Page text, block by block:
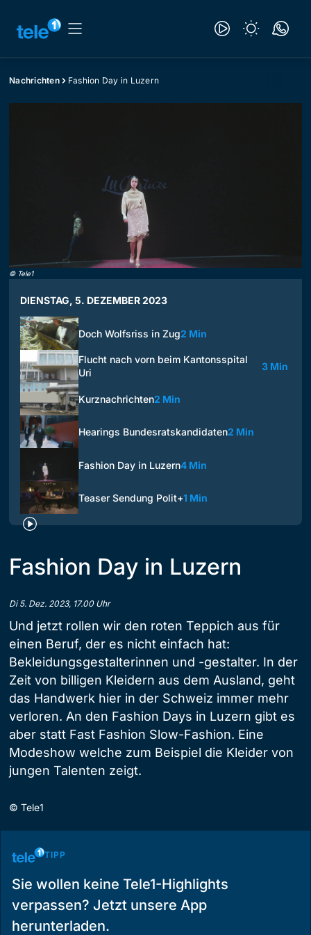
Nachrichten Fashion Day in Luzern
© Tele1
DIENSTAG, 5. DEZEMBER 2023
Doch Wolfsriss in Zug2 Min
Flucht nach vorn beim Kantonsspital
Uri
3 Min
Kurznachrichten2 Min
Hearings Bundesratskandidaten2 Min
Fashion Day in Luzern4 Min
Teaser Sendung Polit+1 Min
Fashion Day in Luzern
Di 5. Dez. 2023, 17.00 Uhr
Und jetzt rollen wir den roten Teppich aus für
einen Beruf, der es nicht einfach hat:
Bekleidungsgestalterinnen und -gestalter. In der
Zeit von billigen Kleidern aus dem Ausland, geht
das Handwerk hier in der Schweiz immer mehr
verloren. An den Fashion Days in Luzern gibt es
aber statt Fast Fashion Slow-Fashion. Eine
Modeshow welche zum Beispiel die Kleider von
jungen Talenten zeigt.
© Tele1
TIPP
Sie wollen keine Tele1-Highlights
verpassen? Jetzt unsere App
herunterladen.